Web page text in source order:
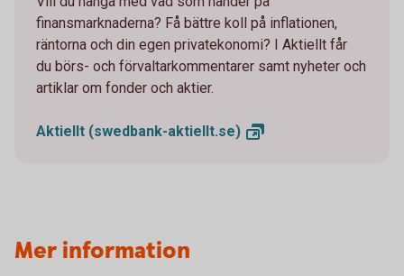
finansmarknaderna? Få bättre koll på inflationen,
räntorna och din egen privatekonomi? I Aktiellt får
du börs- och förvaltarkommentarer samt nyheter och
artiklar om fonder och aktier.
Aktiellt (swedbank-aktiellt.se)
Mer information